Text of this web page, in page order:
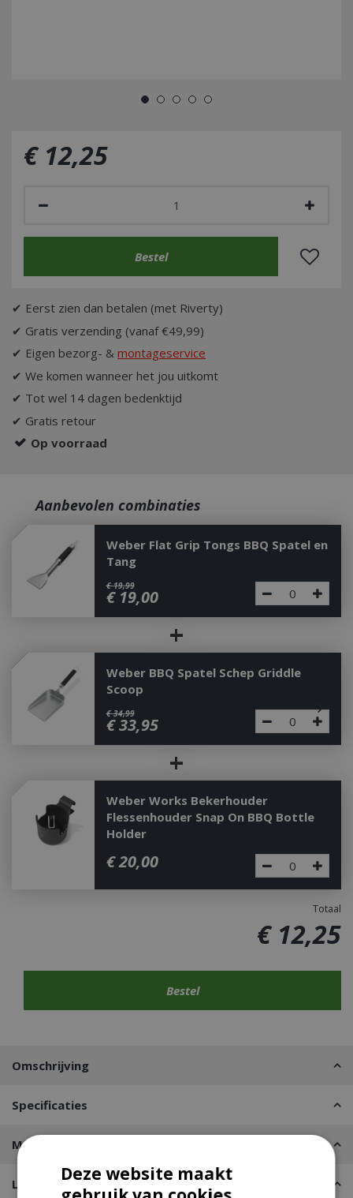
€ 12,25
✔ Eerst zien dan betalen (met Riverty)
✔ Gratis verzending (vanaf €49,99)
✔ Eigen bezorg- & montageservice
✔ We komen wanneer het jou uitkomt
✔ Tot wel 14 dagen bedenktijd
✔ Gratis retour
Op voorraad
Aanbevolen combinaties
Weber Flat Grip Tongs BBQ Spatel en
Tang
€ 19,99
€ 19,00
+
Weber BBQ Spatel Schep Griddle
Scoop
€ 34,99
€ 33,95
+
Weber Works Bekerhouder
Flessenhouder Snap On BBQ Bottle
Holder
€20,00
Totaal
€ 12,25
Omschrijving
Specificaties
Merk
Leveren of Afhalen
Deze website maakt